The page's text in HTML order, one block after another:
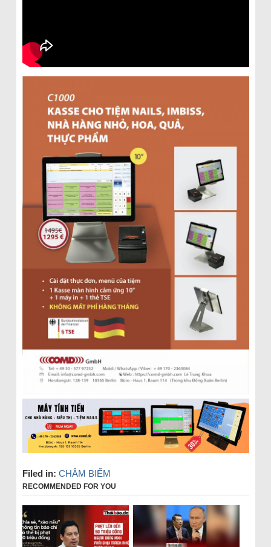
Filed in: CHÂM BIẾM
RECOMMENDED FOR YOU